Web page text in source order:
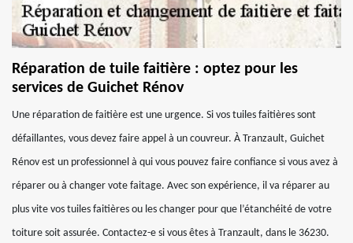
Réparation de tuile faitière : optez pour les
services de Guichet Rénov
Une réparation de faitière est une urgence. Si vos tuiles faitières sont
défaillantes, vous devez faire appel à un couvreur. À Tranzault, Guichet
Rénov est un professionnel à qui vous pouvez faire confiance si vous avez à
réparer ou à changer vote faitage. Avec son expérience, il va réparer au
plus vite vos tuiles faitières ou les changer pour que l’étanchéité de votre
toiture soit assurée. Contactez-e si vous êtes à Tranzault, dans le 36230.